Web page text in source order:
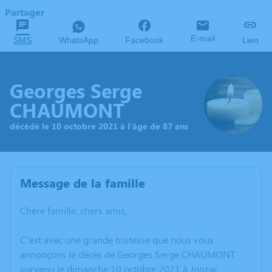
Partager
SMS WhatsApp Facebook E-mail Lien
Georges Serge
CHAUMONT
décédé le 10 octobre 2021 à l'âge de 87 ans
Message de la famille
Chère famille, chers amis,
C’est avec une grande tristesse que nous vous
annonçons le décès de Georges Serge CHAUMONT
survenu le dimanche 10 octobre 2021 à Jonzac.